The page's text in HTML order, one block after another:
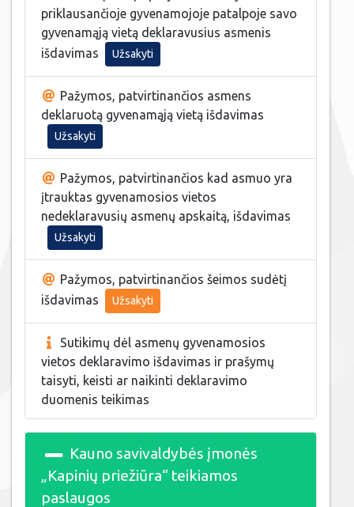
priklausančioje gyvenamojoje patalpoje savo
gyvenamąją vietą deklaravusius asmenis
išdavimas
Užsakyti
Pažymos, patvirtinančios asmens
deklaruotą gyvenamąją vietą išdavimas
Užsakyti
Pažymos, patvirtinančios kad asmuo yra
įtrauktas gyvenamosios vietos
nedeklaravusių asmenų apskaitą, išdavimas
Užsakyti
Pažymos, patvirtinančios šeimos sudėtį
išdavimas
Užsakyti
Sutikimų dėl asmenų gyvenamosios
vietos deklaravimo išdavimas ir prašymų
taisyti, keisti ar naikinti deklaravimo
duomenis teikimas
Kauno savivaldybės įmonės
„Kapinių priežiūra“ teikiamos
paslaugos